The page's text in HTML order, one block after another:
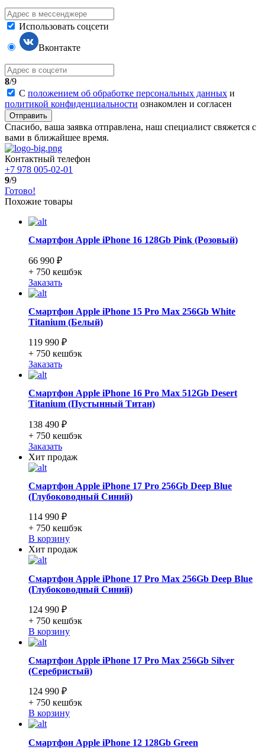
Использовать соцсети
Вконтакте
8/9
С положением об обработке персональных данных и
политикой конфиденциальности ознакомлен и согласен
Отправить
Спасибо, ваша заявка отправлена, наш специалист свяжется с
вами в ближайшее время.
Контактный телефон
+7 978 005-02-01
9/9
Готово!
Похожие товары
Смартфон Apple iPhone 16 128Gb Pink (Розовый)
66 990 ₽
+ 750 кешбэк
Заказать
Смартфон Apple iPhone 15 Pro Max 256Gb White
Titanium (Белый)
119 990 ₽
+ 750 кешбэк
Заказать
Смартфон Apple iPhone 16 Pro Max 512Gb Desert
Titanium (Пустынный Титан)
138 490 ₽
+ 750 кешбэк
Заказать
Хит продаж
Смартфон Apple iPhone 17 Pro 256Gb Deep Blue
(Глубоководный Синий)
114 990 ₽
+ 750 кешбэк
В корзину
Хит продаж
Смартфон Apple iPhone 17 Pro Max 256Gb Deep Blue
(Глубоководный Синий)
124 990 ₽
+ 750 кешбэк
В корзину
Смартфон Apple iPhone 17 Pro Max 256Gb Silver
(Серебристый)
124 990 ₽
+ 750 кешбэк
В корзину
Смартфон Apple iPhone 12 128Gb Green